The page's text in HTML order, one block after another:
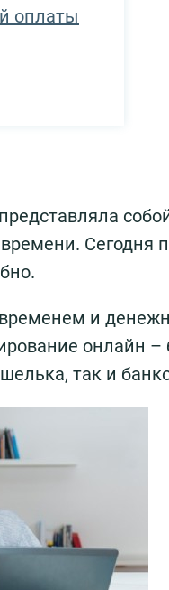
оплаты
Сегодня
и
онлайн –
так и